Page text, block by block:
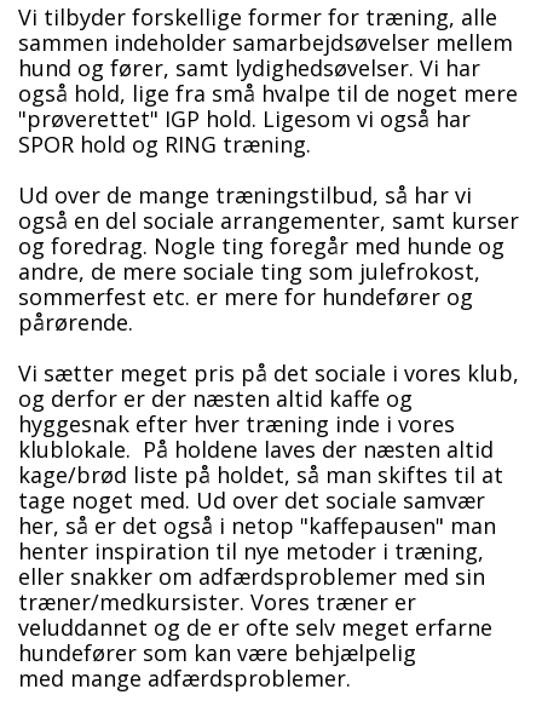
Vi tilbyder forskellige former for træning, alle
sammen indeholder samarbejdsøvelser mellem
hund og fører, samt lydighedsøvelser. Vi har
også hold, lige fra små hvalpe til de noget mere
"prøverettet" IGP hold. Ligesom vi også har
SPOR hold og RING træning.
Ud over de mange træningstilbud, så har vi
også en del sociale arrangementer, samt kurser
og foredrag. Nogle ting foregår med hunde og
andre, de mere sociale ting som julefrokost,
sommerfest etc. er mere for hundefører og
pårørende.
Vi sætter meget pris på det sociale i vores klub,
og derfor er der næsten altid kaffe og
hyggesnak efter hver træning inde i vores
klublokale. På holdene laves der næsten altid
kage/brød liste på holdet, så man skiftes til at
tage noget med. Ud over det sociale samvær
her, så er det også i netop "kaffepausen" man
henter inspiration til nye metoder i træning,
eller snakker om adfærdsproblemer med sin
træner/medkursister. Vores træner er
veluddannet og de er ofte selv meget erfarne
hundefører som kan være behjælpelig
med mange adfærdsproblemer.